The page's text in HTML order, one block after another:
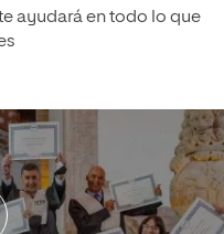
ayudará en todo lo que